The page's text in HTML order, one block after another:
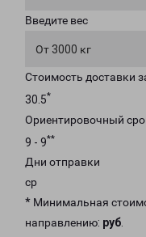
Введите вес
От 3000 кг
Стоимость доставки
30.5*
Ориентировочный
9 - 9**
Дни отправки
ср
* Минимальная
направлению: руб.